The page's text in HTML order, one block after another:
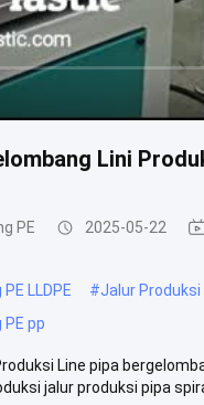
Lini
PE 2025-05-22
LLDPE #Jalur Produksi
pp
Line pipa
jalur produksi pipa